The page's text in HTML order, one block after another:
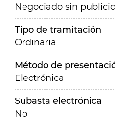
Negociado sin
Tipo de tramitación
Ordinaria
Método de
Electrónica
Subasta electrónica
No